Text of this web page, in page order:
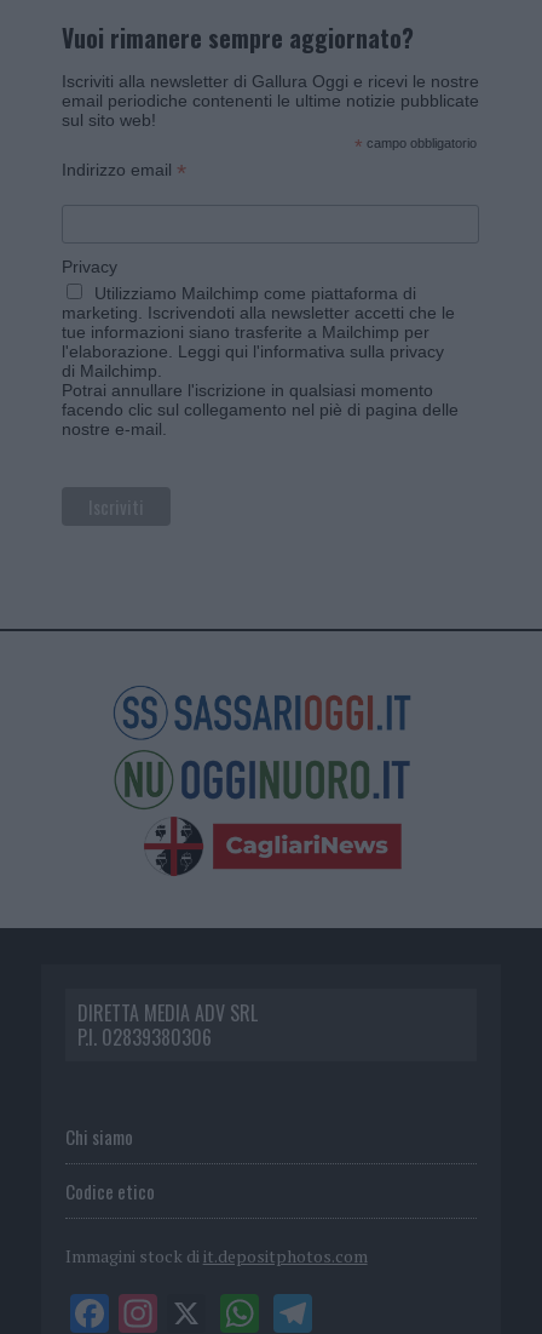
Vuoi rimanere sempre aggiornato?
Iscriviti alla newsletter di Gallura Oggi e ricevi le nostre
email periodiche contenenti le ultime notizie pubblicate
sul sito web!
* campo obbligatorio
Indirizzo email *
Privacy
Utilizziamo Mailchimp come piattaforma di
marketing. Iscrivendoti alla newsletter accetti che le
tue informazioni siano trasferite a Mailchimp per
l'elaborazione. Leggi qui l'informativa sulla privacy
di Mailchimp
Potrai annullare l'iscrizione in qualsiasi momento
facendo clic sul collegamento nel piè di pagina delle
nostre e-mail.
DIRETTA MEDIA ADV SRL
P.I. 02839380306
Chi siamo
Codice etico
Immagini stock di it.depositphotos.com